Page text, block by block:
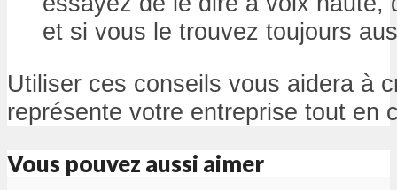
et si vous le trouvez toujours
Utiliser ces conseils vous aidera à
représente votre entreprise tout en
Vous pouvez aussi aimer